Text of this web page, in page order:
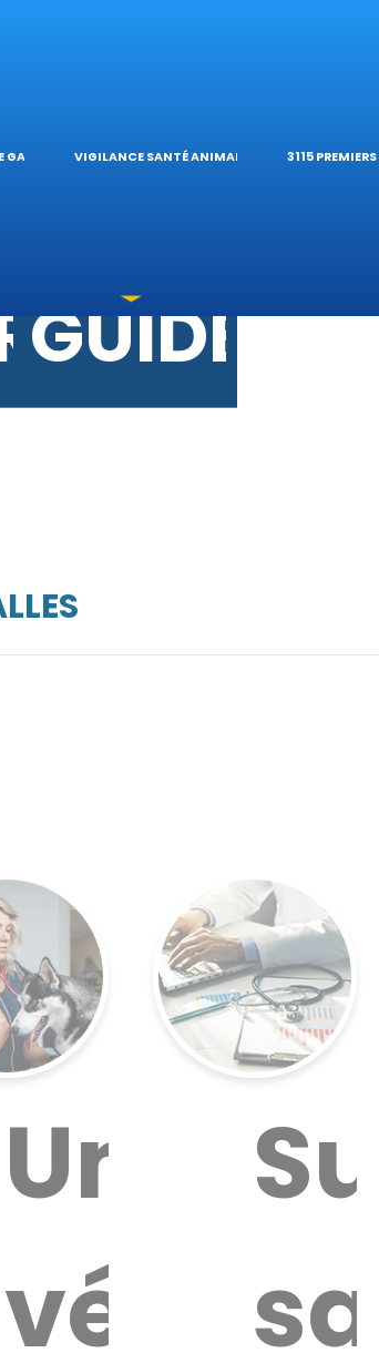
VIGILANCE SANTÉ ANIMALE
GUIDES
3115
Un